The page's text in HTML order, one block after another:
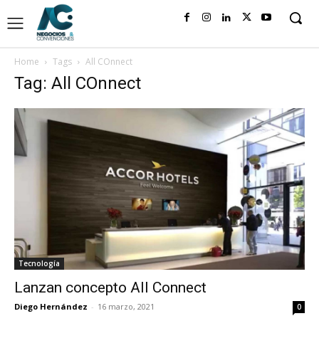
Home Tags All COnnect
Tag: All COnnect
Tecnología
Lanzan concepto All Connect
Diego Hernández - 16 marzo, 2021 0